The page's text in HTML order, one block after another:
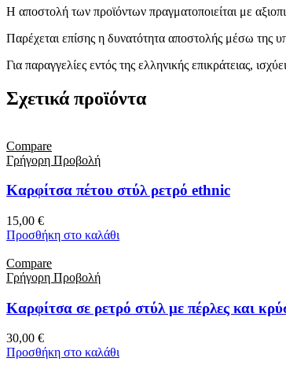
Η αποστολή των προϊόντων πραγματοποιείται με
Παρέχεται επίσης η δυνατότητα αποστολής μέσω της
Για παραγγελίες εντός της ελληνικής επικράτειας,
Σχετικά προϊόντα
Compare
Γρήγορη Προβολή
Καρφίτσα πέτου στύλ ρετρό ethnic
15,00 €
Προσθήκη στο καλάθι
Compare
Γρήγορη Προβολή
Καρφίτσα σε ρετρό στύλ με πέρλες και
30,00 €
Προσθήκη στο καλάθι